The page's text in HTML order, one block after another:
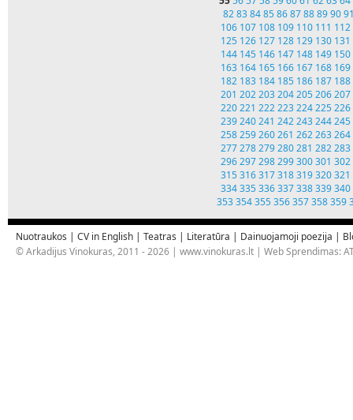
82 83 84 85 86 87 88 89 90
106 107 108 109 110 111 112
125 126 127 128 129 130 131
144 145 146 147 148 149 150
163 164 165 166 167 168 169
182 183 184 185 186 187 188
201 202 203 204 205 206 207
220 221 222 223 224 225 226
239 240 241 242 243 244 245
258 259 260 261 262 263 264
277 278 279 280 281 282 283
296 297 298 299 300 301 302
315 316 317 318 319 320 321
334 335 336 337 338 339 340
353 354 355 356 357 358 359
Nuotraukos | CV in English | Teatras | Literatūra | Dainuojamoji poezija |
© Arkadijus Vinokuras, 2011 - 2026 | www.vinokuras.lt | Web Sprendimas: